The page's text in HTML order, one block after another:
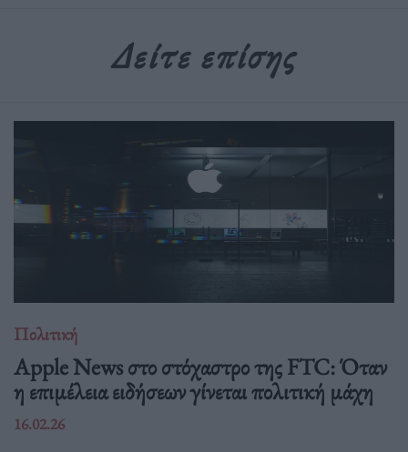
Δείτε επίσης
Πολιτική
Apple News στο στόχαστρο της FTC: Όταν
η επιμέλεια ειδήσεων γίνεται πολιτική μάχη
16.02.26